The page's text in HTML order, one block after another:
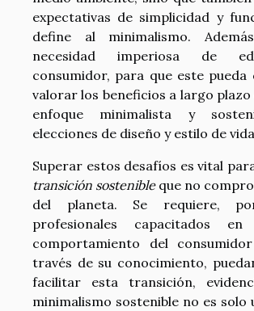
expectativas de simplicidad y
define al minimalismo.
necesidad imperiosa de
consumidor, para que este
valorar los beneficios a largo
enfoque minimalista y
elecciones de diseño y estilo de
Superar estos desafíos es vital
transición sostenibleque no
del planeta. Se requiere,
profesionales capacitados
comportamiento del
través de su conocimiento,
facilitar esta transición,
minimalismo sostenible no es solo